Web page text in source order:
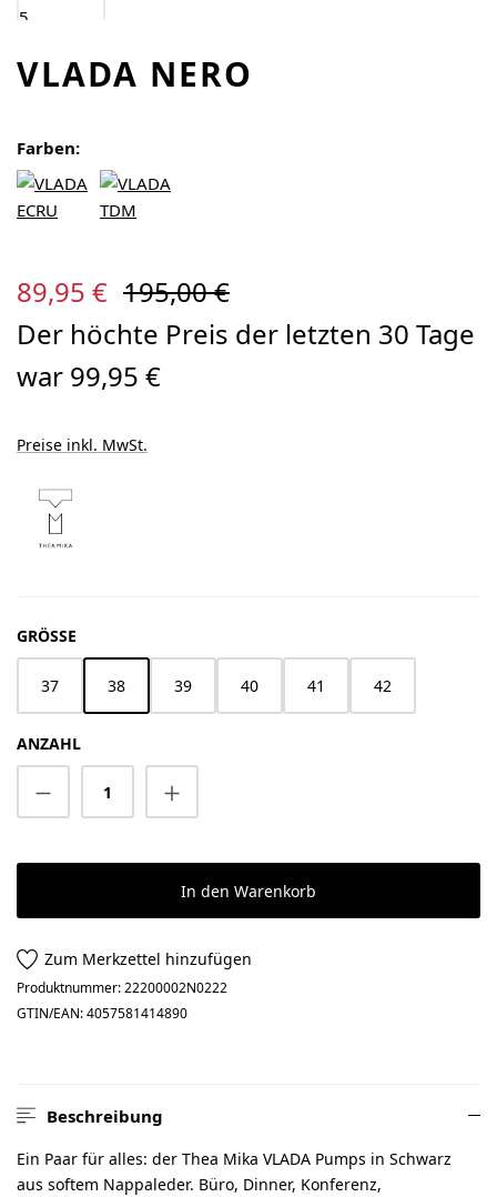
VLADA NERO
Farben:
Verkaufspreis:
89,95 € Regulärer Preis:
195,00 €
Der höchte Preis der letzten 30 Tage
war 99,95 €
Preise inkl. MwSt.
GRÖSSE
37 38 39 40 41 42
ANZAHL
Produkt Anzahl: Gib den gewünschten
In den Warenkorb
Zum Merkzettel hinzufügen
Produktnummer:22200002N0222
GTIN/EAN:4057581414890
Beschreibung
Ein Paar für alles: der Thea Mika VLADA Pumps in Schwarz
aus softem Nappaleder. Büro, Dinner, Konferenz,